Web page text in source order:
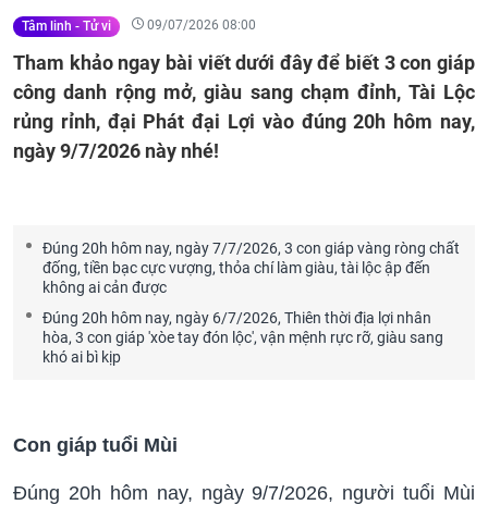
Tâm linh - Tử vi 09/07/2026 08:00
Tham khảo ngay bài viết dưới đây để biết 3 con giáp
công danh rộng mở, giàu sang chạm đỉnh, Tài Lộc
rủng rỉnh, đại Phát đại Lợi vào đúng 20h hôm nay,
ngày 9/7/2026 này nhé!
Đúng 20h hôm nay, ngày 7/7/2026, 3 con giáp vàng ròng chất
đống, tiền bạc cực vượng, thỏa chí làm giàu, tài lộc ập đến
không ai cản được
Đúng 20h hôm nay, ngày 6/7/2026, Thiên thời địa lợi nhân
hòa, 3 con giáp 'xòe tay đón lộc', vận mệnh rực rỡ, giàu sang
khó ai bì kịp
Con giáp tuổi Mùi
Đúng 20h hôm nay, ngày 9/7/2026, người tuổi Mùi